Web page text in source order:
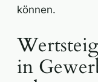
können.
in